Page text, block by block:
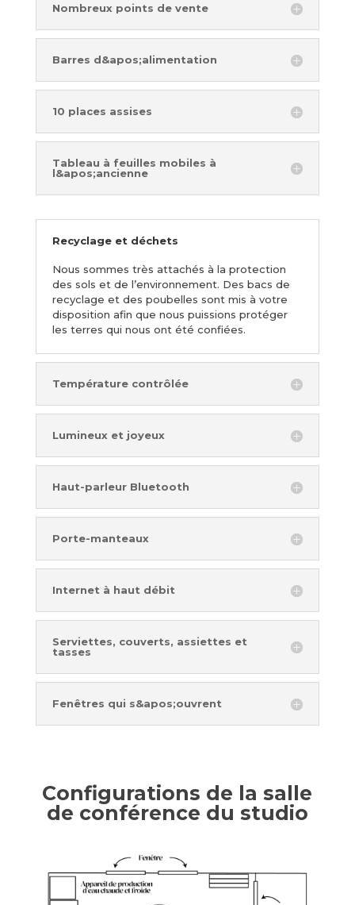
Nombreux points de vente
Barres d&apos;alimentation
10 places assises
Tableau à feuilles mobiles à
l&apos;ancienne
Recyclage et déchets
Nous sommes très attachés à la protection
des sols et de l’environnement. Des bacs de
recyclage et des poubelles sont mis à votre
disposition afin que nous puissions protéger
les terres qui nous ont été confiées.
Température contrôlée
Lumineux et joyeux
Haut-parleur Bluetooth
Porte-manteaux
Internet à haut débit
Serviettes, couverts, assiettes et
tasses
Fenêtres qui s&apos;ouvrent
Configurations de la salle
de conférence du studio